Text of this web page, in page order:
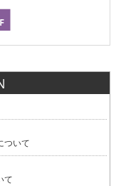
ついて
て